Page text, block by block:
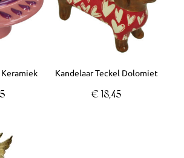
Kandelaar Teckel Dolomiet
€ 18,45